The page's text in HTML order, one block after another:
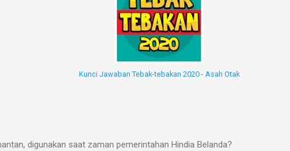
Kunci Jawaban Tebak-tebakan 2020 - Asah Otak
digunakan saat zaman pemerintahan Hindia Belanda?